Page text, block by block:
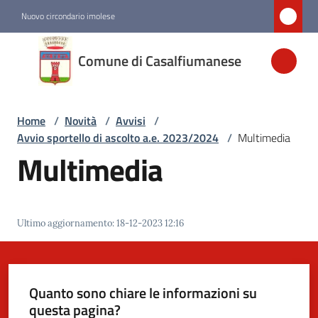
Nuovo circondario imolese
Comune di Casalfiumanese
Comune di
Casalfiumanese
Amministrazione
Novità
Menu selezionato
Servizi
Vivere
Home / Novità / Avvisi /
Avvio sportello di ascolto a.e. 2023/2024 / Multimedia
Multimedia
Ultimo aggiornamento:18-12-2023 12:16
Quanto sono chiare le informazioni su
questa pagina?